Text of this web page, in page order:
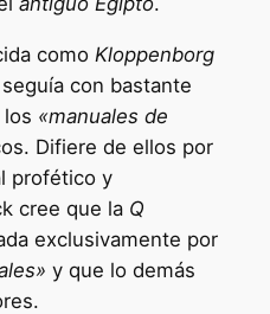
como Kloppenborg
seguía con bastante
«manuales de
Difiere de ellos por
profético y
cree que la Q
exclusivamente por
y que lo demás